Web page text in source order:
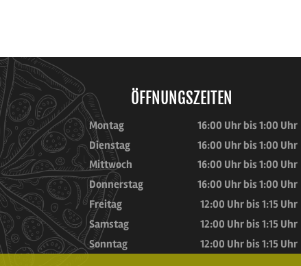
ÖFFNUNGSZEITEN
Montag
16:00 Uhr bis 1:00 Uhr
Dienstag
16:00 Uhr bis 1:00 Uhr
Mittwoch
16:00 Uhr bis 1:00 Uhr
Donnerstag
16:00 Uhr bis 1:00 Uhr
Freitag
12:00 Uhr bis 1:15 Uhr
Samstag
12:00 Uhr bis 1:15 Uhr
Sonntag
12:00 Uhr bis 1:15 Uhr